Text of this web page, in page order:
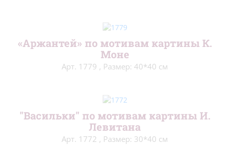
«Аржантей» по мотивам картины К.
Моне
Арт. 1779 , Размер: 40*40 см
"Васильки" по мотивам картины И.
Левитана
Арт. 1772 , Размер: 30*40 см